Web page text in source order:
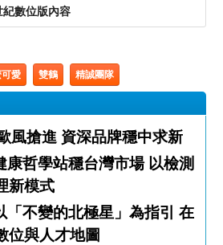
數位版內容
愛 雙鶴 精誠團隊
贏家出列 韓流歐風搶進 資深品牌穩中求新
學站穩台灣市場 以檢測
新模式
不變的北極星」為指引 在
位與人才地圖